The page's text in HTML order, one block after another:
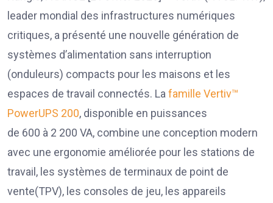
leader mondial des infrastructures numériques
critiques, a présenté une nouvelle génération de
systèmes d’alimentation sans interruption
(onduleurs) compacts pour les maisons et les
espaces de travail connectés. La famille Vertiv™
PowerUPS 200, disponible en puissances
de 600 à 2 200 VA, combine une conception modern
avec une ergonomie améliorée pour les stations de
travail, les systèmes de terminaux de point de
vente(TPV), les consoles de jeu, les appareils